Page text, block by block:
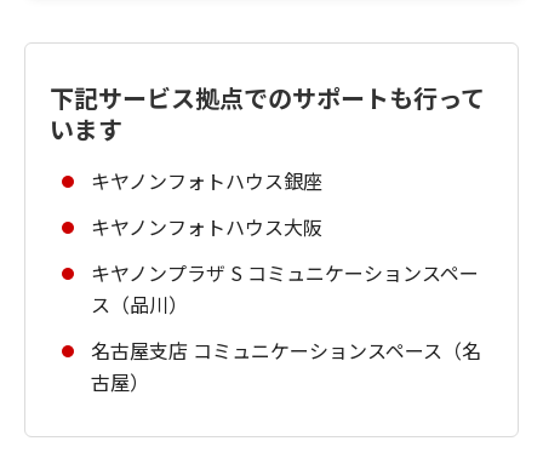
下記サービス拠点でのサポートも行って
います
キヤノンフォトハウス銀座
キヤノンフォトハウス大阪
キヤノンプラザ S コミュニケーションスペー
ス（品川）
名古屋支店 コミュニケーションスペース（名
古屋）